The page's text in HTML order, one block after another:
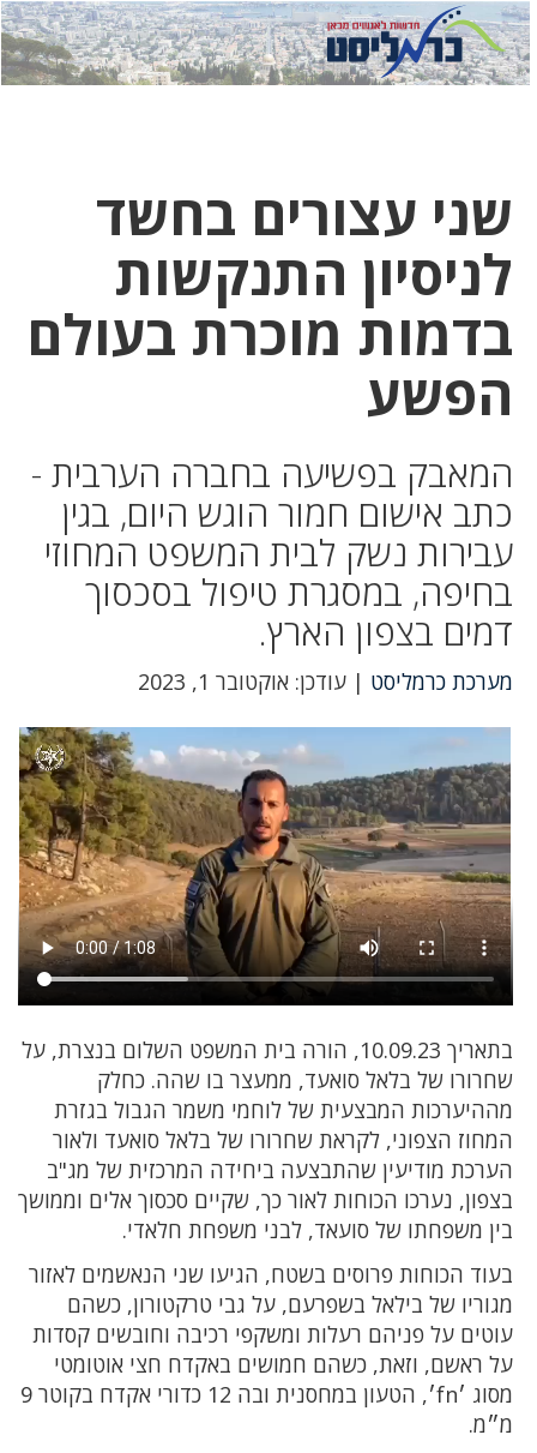
לחץ
כאן
לחץ
כדי
שני עצורים בחשד
לניסיון התנקשות
בדמות מוכרת בעולם
הפשע
המאבק בפשיעה בחברה הערבית -
כתב אישום חמור הוגש היום, בגין
עבירות נשק לבית המשפט המחוזי
בחיפה, במסגרת טיפול בסכסוך
דמים בצפון הארץ.
מערכת כרמליסט | עודכן: אוקטובר 1, 2023
בתאריך 10‪.‬09‪.‬23, הורה בית המשפט השלום בנצרת, על
שחרורו של בלאל סואעד, ממעצר בו שהה. כחלק
מההיערכות המבצעית של לוחמי משמר הגבול בגזרת
המחוז הצפוני, לקראת שחרורו של בלאל סואעד ולאור
הערכת מודיעין שהתבצעה ביחידה המרכזית של מג"ב
בצפון, נערכו הכוחות לאור כך, שקיים סכסוך אלים וממושך
בין משפחתו של סועאד, לבני משפחת חלאדי.
בעוד הכוחות פרוסים בשטח, הגיעו שני הנאשמים לאזור
מגוריו של בילאל בשפרעם, על גבי טרקטורון, כשהם
עוטים על פניהם רעלות ומשקפי רכיבה וחובשים קסדות
על ראשם, וזאת, כשהם חמושים באקדח חצי אוטומטי
מסוג ׳fn׳, הטעון במחסנית ובה 12 כדורי אקדח בקוטר 9
מ״מ.